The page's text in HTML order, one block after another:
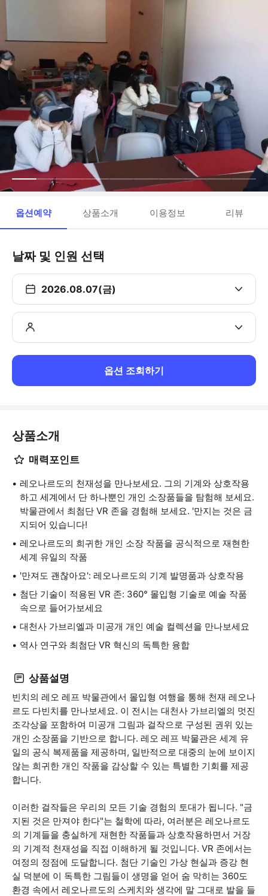
옵션예약 상품소개 이용정보 리뷰
날짜 및 인원 선택
2026.08.07(금)
옵션 조회하기
상품소개
매력포인트
레오나르도의 천재성을 만나보세요. 그의 기계와 상호작용
하고 세계에서 단 하나뿐인 개인 소장품들을 탐험해 보세요.
박물관에서 최첨단 VR 존을 경험해 보세요. '만지는 것은 금
지되어 있습니다!
레오나르도의 희귀한 개인 소장 작품을 공식적으로 재현한
세계 유일의 작품
'만져도 괜찮아요': 레오나르도의 기계 발명품과 상호작용
첨단 기술이 적용된 VR 존: 360° 몰입형 기술로 예술 작품
속으로 들어가보세요
대천사 가브리엘과 미공개 개인 예술 컬렉션을 만나보세요
역사 연구와 최첨단 VR 혁신의 독특한 융합
상품설명
빈치의 레오 레프 박물관에서 몰입형 여행을 통해 천재 레오나
르도 다빈치를 만나보세요. 이 전시는 대천사 가브리엘의 멋진
조각상을 포함하여 미공개 그림과 걸작으로 구성된 권위 있는
개인 소장품을 기반으로 합니다. 레오 레프 박물관은 세계 유
일의 공식 복제품을 제공하며, 일반적으로 대중의 눈에 보이지
않는 희귀한 개인 작품을 감상할 수 있는 특별한 기회를 제공
합니다.
이러한 걸작들은 우리의 모든 기술 경험의 토대가 됩니다. "금
지된 것은 만져야 한다"는 철학에 따라, 여러분은 레오나르도
의 기계들을 충실하게 재현한 작품들과 상호작용하면서 거장
의 기계적 천재성을 직접 이해하게 될 것입니다. VR 존에서는
여정의 정점에 도달합니다. 첨단 기술인 가상 현실과 증강 현
실 덕분에 이 독특한 그림들이 생명을 얻어 숨 막히는 360도
환경 속에서 레오나르도의 스케치와 생각에 말 그대로 발을 들